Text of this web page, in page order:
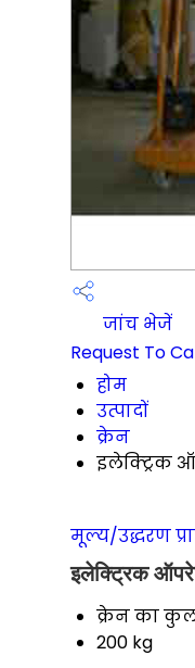
जांच भेजें
Request To
होम
उत्पादों
क्रेन
इलेक्ट्रिक
मूल्य/उद्धरण
इलेक्ट्रिक
क्रेन का
200 kg